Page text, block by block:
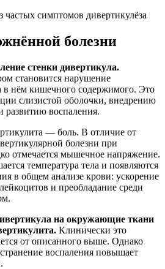
симптомов дивертикулёза
болезни
стенки дивертикула.
становится нарушение
в нём кишечного содержимого. Это
слизистой оболочки, внедрению
воспаления.
— боль. В отличие от
болезни при
отмечается мышечное напряжение.
температура тела и появляются
в общем анализе крови: ускорение
и преобладание среди
на окружающие ткани
Клинически это
от описанного выше. Однако
воспаления повышает